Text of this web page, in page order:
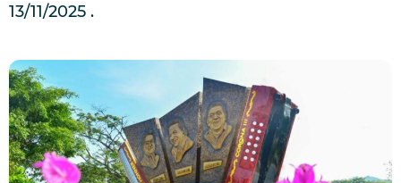
13/11/2025